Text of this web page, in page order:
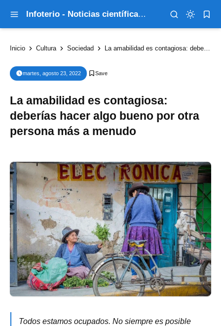
Infoterio - Noticias científicas que explican el mundo
Inicio Cultura Sociedad La amabilidad es contagiosa: deberías hacer algo bueno por otra persona más a menudo
martes, agosto 23, 2022
La amabilidad es contagiosa:
deberías hacer algo bueno por otra
persona más a menudo
Todos estamos ocupados. No siempre es posible